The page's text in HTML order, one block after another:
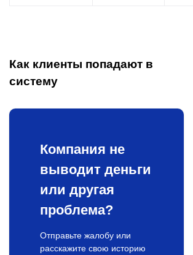
Как клиенты попадают в
систему
Компания не
выводит деньги
или другая
проблема?
Отправьте жалобу или
расскажите свою историю